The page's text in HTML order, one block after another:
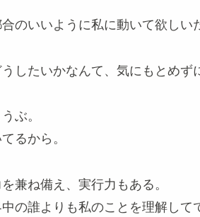
のいいように私に動いて欲しい
したいかなんて、気にもとめず
ぶ。
るから。
兼ね備え、実行力もある。
の誰よりも私のことを理解して